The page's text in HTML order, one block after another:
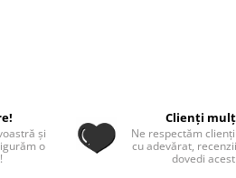
și
o
Clienți
Ne respectăm
cu adevărat,
dovedi